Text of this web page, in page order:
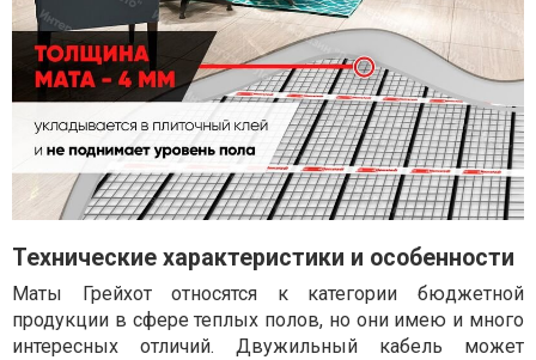
Технические характеристики и особенности
Маты Грейхот относятся к категории бюджетной
продукции в сфере теплых полов, но они имею и много
интересных отличий. Двужильный кабель может